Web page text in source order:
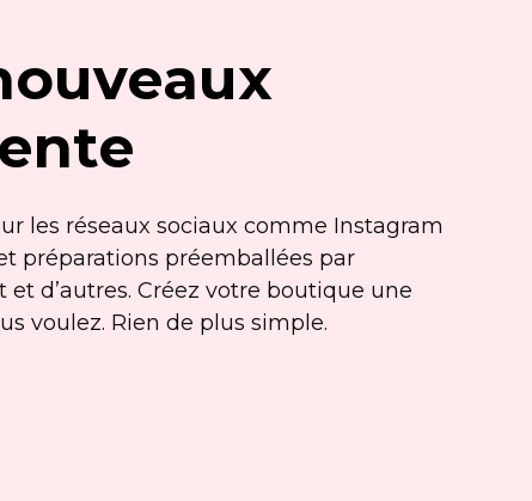
les réseaux sociaux comme Instagram
préparations préemballées par
et d’autres. Créez votre boutique une
voulez. Rien de plus simple.